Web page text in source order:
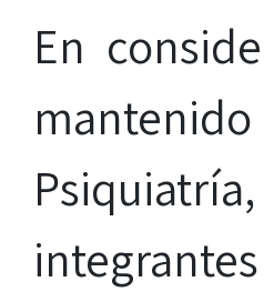
En